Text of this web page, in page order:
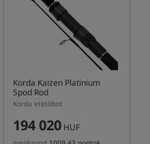
Korda Kaizen Platinium
Spod Rod
Korda etetőbot
194 020 HUF